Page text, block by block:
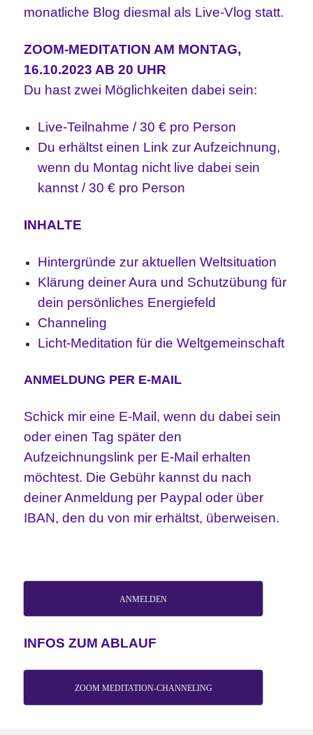
monatliche Blog diesmal als Live-Vlog statt.
ZOOM-MEDITATION AM MONTAG,
16.10.2023 AB 20 UHR
Du hast zwei Möglichkeiten dabei sein:
Live-Teilnahme / 30 € pro Person
Du erhältst einen Link zur Aufzeichnung,
wenndu Montag nicht live dabei sein
kannst / 30 € pro Person
INHALTE
Hintergründe zur aktuellen Weltsituation
Klärung deiner Aura und Schutzübung für
dein persönliches Energiefeld
Channeling
Licht-Meditation für die Weltgemeinschaft
ANMELDUNG PER E-MAIL
Schick mir eine E-Mail, wenn du dabei sein
oder einen Tag später den
Aufzeichnungslink per E-Mail erhalten
möchtest. Die Gebühr kannst du nach
deiner Anmeldung per Paypal oder über
IBAN, den du von mir erhältst, überweisen.
ANMELDEN
INFOS ZUM ABLAUF
ZOOM MEDITATION-CHANNELING